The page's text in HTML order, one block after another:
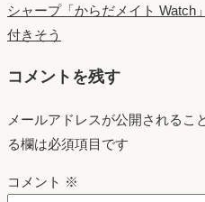
シャープ「からだメイト Watch
付きそう
コメントを残す
メールアドレスが公開されるこ
る欄は必須項目です
コメント ※